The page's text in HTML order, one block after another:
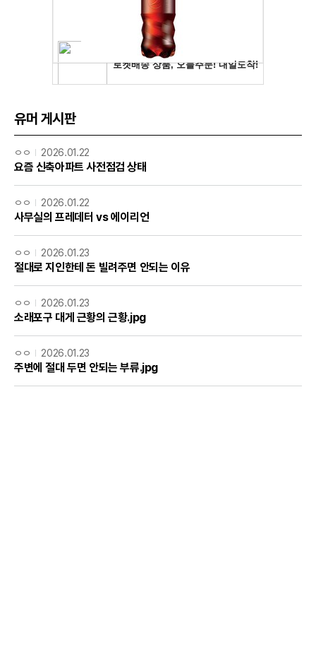
유머 게시판
ㅇㅇ 2026.01.22
요즘 신축아파트 사전점검 상태
ㅇㅇ 2026.01.22
사무실의 프레데터 vs 에이리언
ㅇㅇ 2026.01.23
절대로 지인한테 돈 빌려주면 안되는 이유
ㅇㅇ 2026.01.23
소래포구 대게 근황의 근황.jpg
ㅇㅇ 2026.01.23
주변에 절대 두면 안되는 부류.jpg